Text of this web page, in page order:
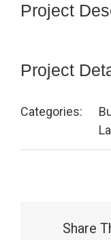
Project
Project
Categories:
Share